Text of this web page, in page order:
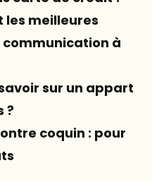
les meilleures
communication à
sur un appart
?
coquin : pour